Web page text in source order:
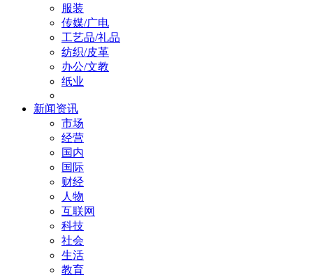
服装
传媒/广电
工艺品/礼品
纺织/皮革
办公/文教
纸业
新闻资讯
市场
经营
国内
国际
财经
人物
互联网
科技
社会
生活
教育